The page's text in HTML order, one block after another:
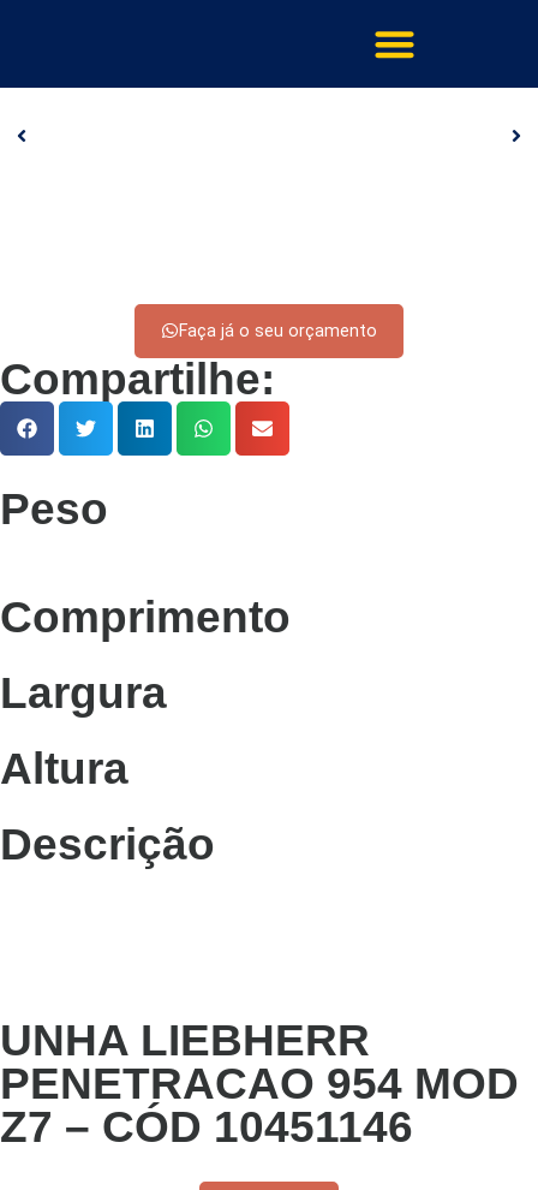
Faça já o seu orçamento
Compartilhe:
Peso
Comprimento
Largura
Altura
Descrição
UNHA LIEBHERR
PENETRACAO 954 MOD
Z7 – CÓD 10451146